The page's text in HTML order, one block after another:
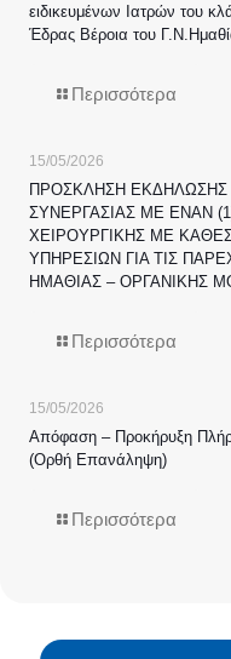
ειδικευμένων Ιατρών του
Έδρας Βέροια του
Περισσότερα
15/05/2026
ΠΡΟΣΚΛΗΣΗ ΕΚΔΗΛΩΣΗΣ
ΣΥΝΕΡΓΑΣΙΑΣ ΜΕ ΕΝΑΝ
ΧΕΙΡΟΥΡΓΙΚΗΣ ΜΕ
ΥΠΗΡΕΣΙΩΝ ΓΙΑ ΤΙΣ
ΗΜΑΘΙΑΣ – ΟΡΓΑΝΙΚΗΣ
Περισσότερα
15/05/2026
Απόφαση – Προκήρυξη
(Ορθή Επανάληψη)
Περισσότερα